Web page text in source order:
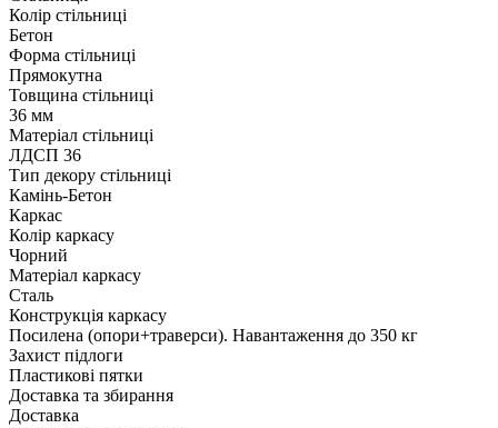
Колір стільниці
Бетон
Форма стільниці
Прямокутна
Товщина стільниці
36 мм
Матеріал стільниці
ЛДСП 36
Тип декору стільниці
Камінь-Бетон
Каркас
Колір каркасу
Чорний
Матеріал каркасу
Сталь
Конструкція каркасу
Посилена (опори+траверси). Навантаження до 350 кг
Захист підлоги
Пластикові пятки
Доставка та збирання
Доставка